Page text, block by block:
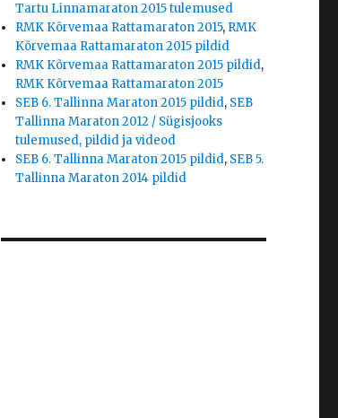
Tartu Linnamaraton 2015 tulemused
RMK Kõrvemaa Rattamaraton 2015, RMK
Kõrvemaa Rattamaraton 2015 pildid
RMK Kõrvemaa Rattamaraton 2015 pildid,
RMK Kõrvemaa Rattamaraton 2015
SEB 6. Tallinna Maraton 2015 pildid, SEB
Tallinna Maraton 2012 / Sügisjooks
tulemused, pildid ja videod
SEB 6. Tallinna Maraton 2015 pildid, SEB 5.
Tallinna Maraton 2014 pildid